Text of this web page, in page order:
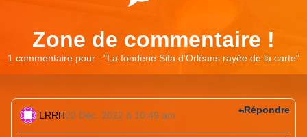
Zone de commentaire !
1 commentaire pour : "La fonderie Sifa d’Orléans rayée de la carte"
LRRH22 Déc. 2022 à 10:49 am Répondre